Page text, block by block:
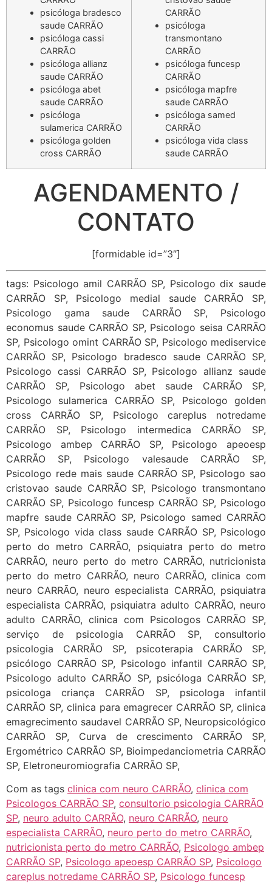
psicóloga bradesco
saude CARRÃO
psicóloga cassi
CARRÃO
psicóloga allianz
saude CARRÃO
psicóloga abet
saude CARRÃO
psicóloga
sulamerica CARRÃO
psicóloga golden
cross CARRÃO
CARRÃO
psicóloga
transmontano
CARRÃO
psicóloga funcesp
CARRÃO
psicóloga mapfre
saude CARRÃO
psicóloga samed
CARRÃO
psicóloga vida class
saude CARRÃO
AGENDAMENTO /
CONTATO
[formidable id=”3″]
tags: Psicologo amil CARRÃO SP, Psicologo dix saude
CARRÃO SP, Psicologo medial saude CARRÃO SP,
Psicologo gama saude CARRÃO SP, Psicologo
economus saude CARRÃO SP, Psicologo seisa CARRÃO
SP, Psicologo omint CARRÃO SP, Psicologo mediservice
CARRÃO SP, Psicologo bradesco saude CARRÃO SP,
Psicologo cassi CARRÃO SP, Psicologo allianz saude
CARRÃO SP, Psicologo abet saude CARRÃO SP,
Psicologo sulamerica CARRÃO SP, Psicologo golden
cross CARRÃO SP, Psicologo careplus notredame
CARRÃO SP, Psicologo intermedica CARRÃO SP,
Psicologo ambep CARRÃO SP, Psicologo apeoesp
CARRÃO SP, Psicologo valesaude CARRÃO SP,
Psicologo rede mais saude CARRÃO SP, Psicologo sao
cristovao saude CARRÃO SP, Psicologo transmontano
CARRÃO SP, Psicologo funcesp CARRÃO SP, Psicologo
mapfre saude CARRÃO SP, Psicologo samed CARRÃO
SP, Psicologo vida class saude CARRÃO SP, Psicologo
perto do metro CARRÃO, psiquiatra perto do metro
CARRÃO, neuro perto do metro CARRÃO, nutricionista
perto do metro CARRÃO, neuro CARRÃO, clinica com
neuro CARRÃO, neuro especialista CARRÃO, psiquiatra
especialista CARRÃO, psiquiatra adulto CARRÃO, neuro
adulto CARRÃO, clinica com Psicologos CARRÃO SP,
serviço de psicologia CARRÃO SP, consultorio
psicologia CARRÃO SP, psicoterapia CARRÃO SP,
psicólogo CARRÃO SP, Psicologo infantil CARRÃO SP,
Psicologo adulto CARRÃO SP, psicóloga CARRÃO SP,
psicologa criança CARRÃO SP, psicologa infantil
CARRÃO SP, clinica para emagrecer CARRÃO SP, clinica
emagrecimento saudavel CARRÃO SP, Neuropsicológico
CARRÃO SP, Curva de crescimento CARRÃO SP,
Ergométrico CARRÃO SP, Bioimpedanciometria CARRÃO
SP, Eletroneuromiografia CARRÃO SP,
Com as tags clinica com neuro CARRÃO, clinica com
Psicologos CARRÃO SP, consultorio psicologia CARRÃO
SP, neuro adulto CARRÃO, neuro CARRÃO, neuro
especialista CARRÃO, neuro perto do metro CARRÃO,
nutricionista perto do metro CARRÃO, Psicologo ambep
CARRÃO SP, Psicologo apeoesp CARRÃO SP, Psicologo
careplus notredame CARRÃO SP, Psicologo funcesp